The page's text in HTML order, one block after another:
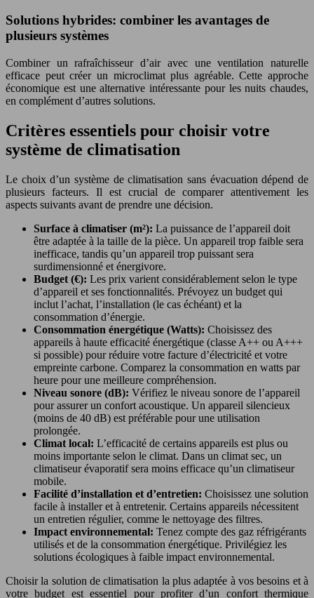
Solutions hybrides: combiner les avantages de
plusieurs systèmes
Combiner un rafraîchisseur d’air avec une ventilation naturelle
efficace peut créer un microclimat plus agréable. Cette approche
économique est une alternative intéressante pour les nuits chaudes,
en complément d’autres solutions.
Critères essentiels pour choisir votre
système de climatisation
Le choix d’un système de climatisation sans évacuation dépend de
plusieurs facteurs. Il est crucial de comparer attentivement les
aspects suivants avant de prendre une décision.
Surface à climatiser (m²): La puissance de l’appareil doit
être adaptée à la taille de la pièce. Un appareil trop faible sera
inefficace, tandis qu’un appareil trop puissant sera
surdimensionné et énergivore.
Budget (€): Les prix varient considérablement selon le type
d’appareil et ses fonctionnalités. Prévoyez un budget qui
inclut l’achat, l’installation (le cas échéant) et la
consommation d’énergie.
Consommation énergétique (Watts): Choisissez des
appareils à haute efficacité énergétique (classe A++ ou A+++
si possible) pour réduire votre facture d’électricité et votre
empreinte carbone. Comparez la consommation en watts par
heure pour une meilleure compréhension.
Niveau sonore (dB): Vérifiez le niveau sonore de l’appareil
pour assurer un confort acoustique. Un appareil silencieux
(moins de 40 dB) est préférable pour une utilisation
prolongée.
Climat local: L’efficacité de certains appareils est plus ou
moins importante selon le climat. Dans un climat sec, un
climatiseur évaporatif sera moins efficace qu’un climatiseur
mobile.
Facilité d’installation et d’entretien: Choisissez une solution
facile à installer et à entretenir. Certains appareils nécessitent
un entretien régulier, comme le nettoyage des filtres.
Impact environnemental: Tenez compte des gaz réfrigérants
utilisés et de la consommation énergétique. Privilégiez les
solutions écologiques à faible impact environnemental.
Choisir la solution de climatisation la plus adaptée à vos besoins et à
votre budget est essentiel pour profiter d’un confort thermique